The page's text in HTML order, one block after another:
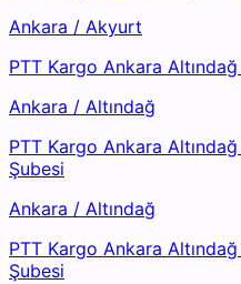
Ankara / Akyurt
PTT Kargo Ankara
Ankara / Altındağ
PTT Kargo Ankara
Şubesi
Ankara / Altındağ
PTT Kargo Ankara
Şubesi